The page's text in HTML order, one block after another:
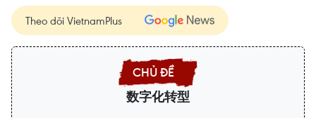
Theo dõi VietnamPlus
数字化转型